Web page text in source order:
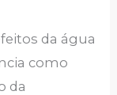
da água
como
da